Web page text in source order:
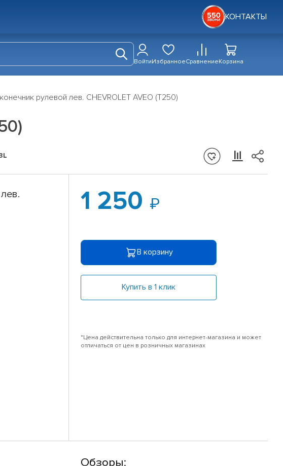
КОНТАКТЫ
ВойтиИзбранноеСравнениеКорзина
рулевой лев. CHEVROLET AVEO (T250)
1 250
В корзину
Купить в 1 клик
*Цена действительна только для интернет-магазина и может
отличаться от цен в розничных магазинах
Обзоры: